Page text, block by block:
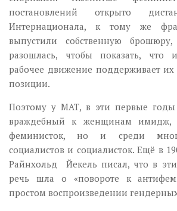
постановлений открыто
Интернационала, к тому же
выпустили собственную
разошлась, чтобы показать, что
рабочее движение поддерживает
позиции.
Поэтому у МАТ, в эти первые
враждебный к женщинам имидж,
феминисток, но и среди
социалистов и социалисток. Ещё в
Райнхольд Йекель писал, что в
речь шла о «повороте к
простом воспроизведении